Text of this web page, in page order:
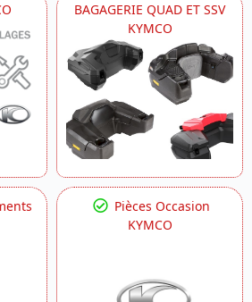
BAGAGERIE QUAD ET SSV
KYMCO
Pièces Occasion
KYMCO